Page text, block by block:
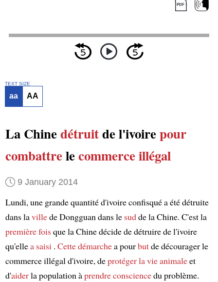
TEXT SIZE
aa AA
La Chinedétruitde l'ivoirepour
combattrelecommerce illégal
9 January 2014
Lundi, une grande quantité d'ivoire confisqué a été détruite
dans lavillede Dongguan dans le sudde la Chine. C'est la
première foisque la Chine décide de détruire de l'ivoire
qu'ellea saisi. Cette démarchea pourbutde décourager le
commerce illégal d'ivoire, deprotéger la vie animaleet
d'aiderla population àprendre consciencedu problème.